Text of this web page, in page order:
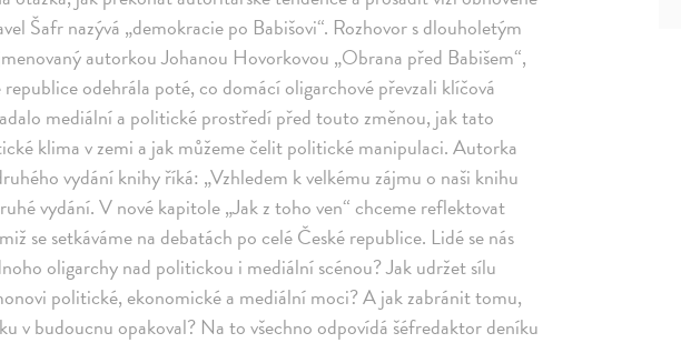
Šafr nazývá „demokracie po Babišovi“. Rozhovor s dlouholetým
autorkou Johanou Hovorkovou „Obrana před Babišem“,
republice odehrála poté, co domácí oligarchové převzali klíčová
mediální a politické prostředí před touto změnou, jak tato
klima v zemi a jak můžeme čelit politické manipulaci. Autorka
vydání knihy říká: „Vzhledem k velkému zájmu o naši knihu
vydání. V nové kapitole „Jak z toho ven“ chceme reflektovat
se setkáváme na debatách po celé České republice. Lidé se nás
oligarchy nad politickou i mediální scénou? Jak udržet sílu
politické, ekonomické a mediální moci? A jak zabránit tomu,
v budoucnu opakoval? Na to všechno odpovídá šéfredaktor deníku